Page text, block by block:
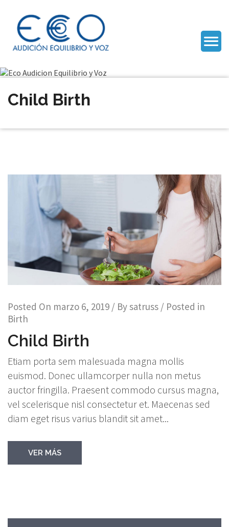
Child Birth
Posted On marzo 6, 2019 / Bysatruss / Posted in
Birth
Child Birth
Etiam porta sem malesuada magna mollis
euismod. Donec ullamcorper nulla non metus
auctor fringilla. Praesent commodo cursus magna,
vel scelerisque nisl consectetur et. Maecenas sed
diam eget risus varius blandit sit amet...
VER MÁS